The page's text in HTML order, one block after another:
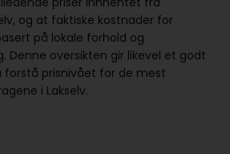
og at faktiske kostnader for
på lokale forhold og
Denne oversikten gir likevel et godt
prisnivået for de mest
i Lakselv.